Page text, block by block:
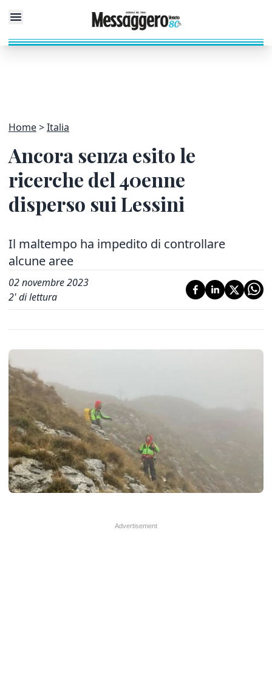
Home Italia
Ancora senza esito le
ricerche del 40enne
disperso sui Lessini
Il maltempo ha impedito di controllare
alcune aree
02 novembre 2023
2' di lettura